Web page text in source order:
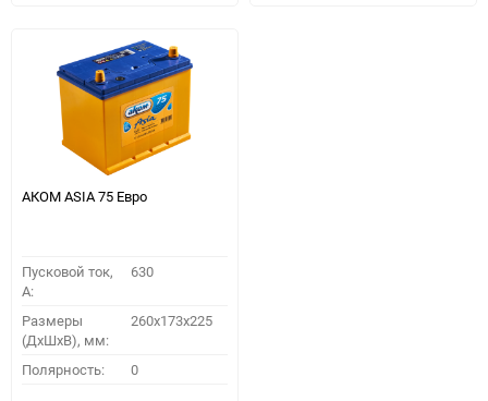
АКОМ ASIA 75 Евро
Пусковой ток,
A:
630
Размеры
(ДхШхВ), мм:
260x173x225
Полярность: 0